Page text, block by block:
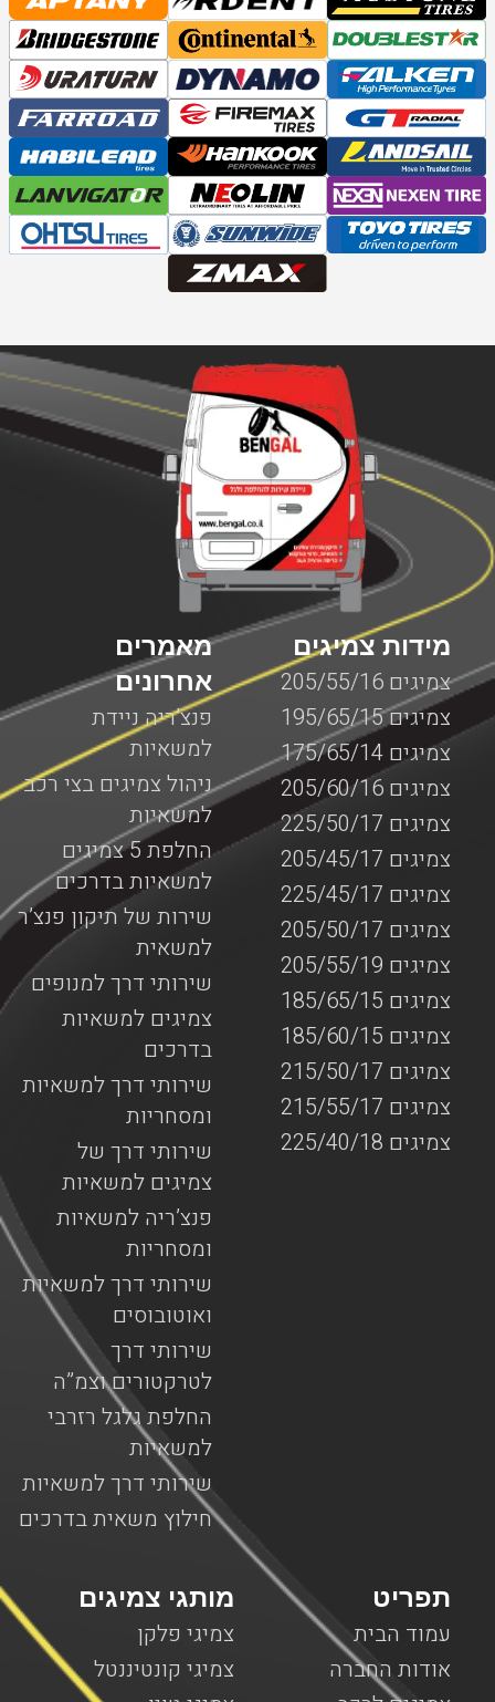
מאמרים
אחרונים
פנצ’ריה ניידת
למשאיות
ניהול צמיגים בצי רכב
למשאיות
החלפת 5 צמיגים
למשאיות בדרכים
שירות של תיקון פנצ’ר
למשאית
שירותי דרך למנופים
צמיגים למשאיות
בדרכים
שירותי דרך למשאיות
ומסחריות
שירותי דרך של
צמיגים למשאיות
פנצ’ריה למשאיות
ומסחריות
שירותי דרך למשאיות
ואוטובוסים
שירותי דרך
לטרקטורים וצמ”ה
החלפת גלגל רזרבי
למשאיות
שירותי דרך למשאיות
חילוץ משאית בדרכים
מידות צמיגים
צמיגים 205/55/16
צמיגים 195/65/15
צמיגים 175/65/14
צמיגים 205/60/16
צמיגים 225/50/17
צמיגים 205/45/17
צמיגים 225/45/17
צמיגים 205/50/17
צמיגים 205/55/19
צמיגים 185/65/15
צמיגים 185/60/15
צמיגים 215/50/17
צמיגים 215/55/17
צמיגים 225/40/18
מותגי צמיגים
צמיגי פלקן
צמיגי קונטיננטל
תפריט
עמוד הבית
אודות החברה